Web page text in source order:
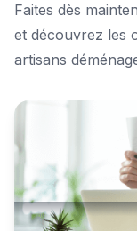
Faites dès
et découvrez les
artisans